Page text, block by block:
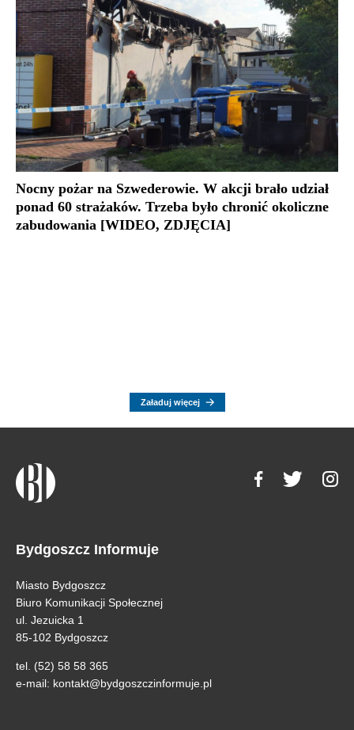
Nocny pożar na Szwederowie. W akcji brało udział
ponad 60 strażaków. Trzeba było chronić okoliczne
zabudowania [WIDEO, ZDJĘCIA]
Załaduj więcej
Bydgoszcz Informuje
Miasto Bydgoszcz
Biuro Komunikacji Społecznej
ul. Jezuicka 1
85-102 Bydgoszcz
tel. (52) 58 58 365
e-mail: kontakt@bydgoszczinformuje.pl